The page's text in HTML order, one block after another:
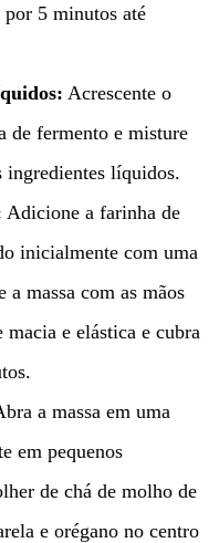
5 minutos até
Acrescente o
de fermento e misture
ingredientes líquidos.
Adicione a farinha de
inicialmente com uma
a massa com as mãos
macia e elástica e cubra
a massa em uma
em pequenos
de chá de molho de
e orégano no centro